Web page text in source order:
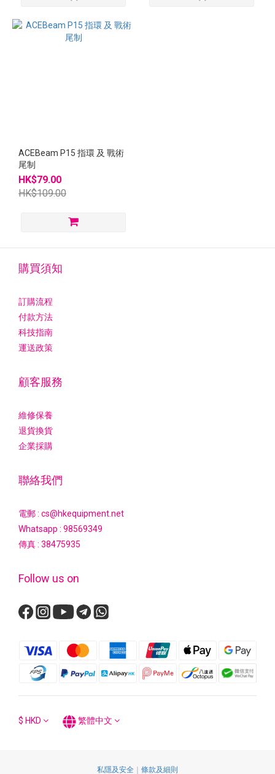
ACEBeam P15 指環 及 戰術
尾制
HK$79.00
HK$109.00
購買須知
訂購流程
付款方法
科技指南
運送政策
顧客服務
維修保養
退貨換貨
企業採購
聯絡我們
電郵 : cs@hkequipment.net
Whatsapp : 98569349
傳真 : 38475935
Follow us on
$ HKD 繁體中文
私隱及安全 ｜ 條款及細則